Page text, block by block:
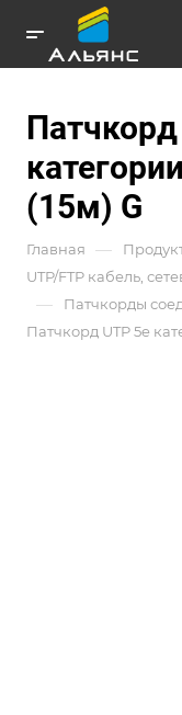
(15м) G
Главная —
UTP/FTP кабель,
— Патчкорды
Патчкорд UTP 5e